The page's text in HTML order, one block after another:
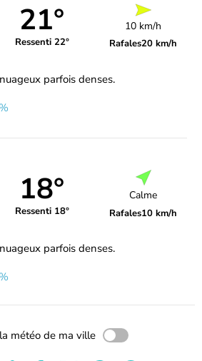
21°
Ressenti 22°
10 km/h
Rafales20 km/h
parfois denses.
18°
Ressenti 18°
Calme
Rafales10 km/h
parfois denses.
météo de ma ville